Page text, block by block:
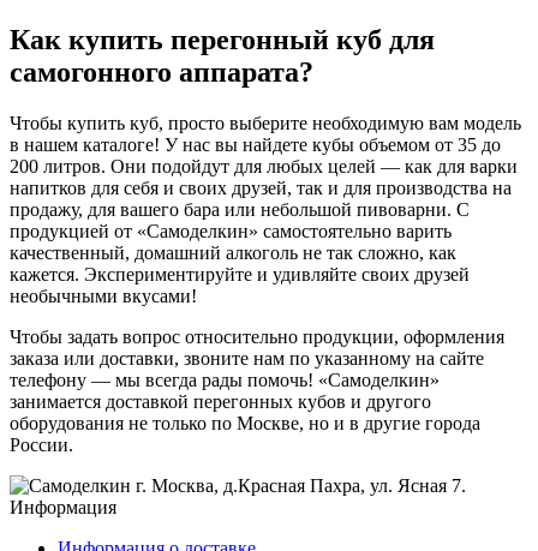
Как купить перегонный куб для
самогонного аппарата?
Чтобы купить куб, просто выберите необходимую вам модель
в нашем каталоге! У нас вы найдете кубы объемом от 35 до
200 литров. Они подойдут для любых целей — как для варки
напитков для себя и своих друзей, так и для производства на
продажу, для вашего бара или небольшой пивоварни. С
продукцией от «Самоделкин» самостоятельно варить
качественный, домашний алкоголь не так сложно, как
кажется. Экспериментируйте и удивляйте своих друзей
необычными вкусами!
Чтобы задать вопрос относительно продукции, оформления
заказа или доставки, звоните нам по указанному на сайте
телефону — мы всегда рады помочь! «Самоделкин»
занимается доставкой перегонных кубов и другого
оборудования не только по Москве, но и в другие города
России.
г. Москва, д.Красная Пахра, ул. Ясная 7.
Информация